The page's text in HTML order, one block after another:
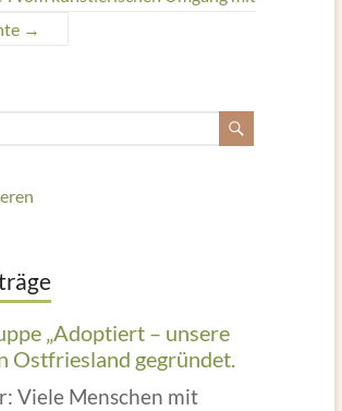
→
„Adoptiert – unsere
Ostfriesland gegründet.
Viele Menschen mit